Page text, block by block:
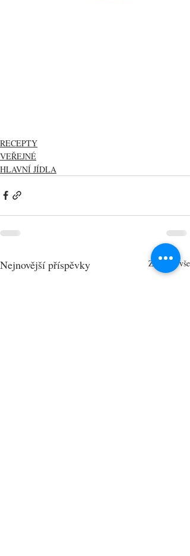
RECEPTY
VEŘEJNÉ
HLAVNÍ JÍDLA
Nejnovější příspěvky Zobrazit vše